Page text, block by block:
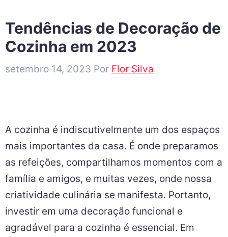
Tendências de Decoração de
Cozinha em 2023
setembro 14, 2023 Por Flor Silva
A cozinha é indiscutivelmente um dos espaços
mais importantes da casa. É onde preparamos
as refeições, compartilhamos momentos com a
família e amigos, e muitas vezes, onde nossa
criatividade culinária se manifesta. Portanto,
investir em uma decoração funcional e
agradável para a cozinha é essencial. Em